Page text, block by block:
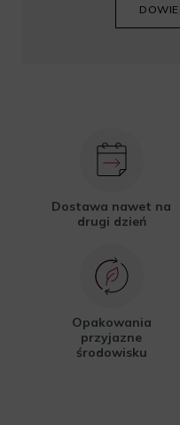
Dostawa nawet na
drugi dzień
Opakowania
przyjazne
środowisku